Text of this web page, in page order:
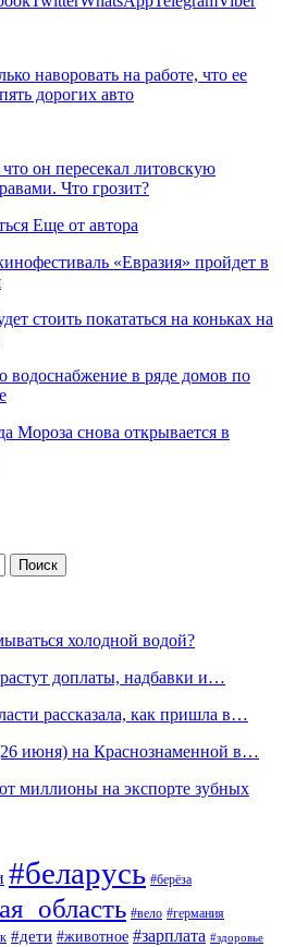
наворовать на работе, что ее
дорогих авто
он пересекал литовскую
Что грозит?
Еще от автора
«Евразия» пройдет в
стоить покататься на коньках на
водоснабжение в ряде домов по
Мороза снова открывается в
холодной водой?
доплаты, надбавки и…
рассказала, как пришла в…
июня) на Краснознаменной в…
миллионы на экспорте зубных
#беларусь #берёза
#вело #германия
#дети #животное #зарплата #здоровье